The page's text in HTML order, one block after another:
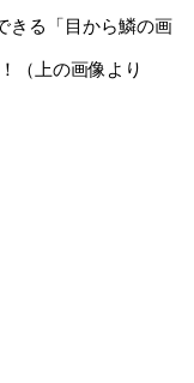
きる「目から鱗の画
（上の画像より